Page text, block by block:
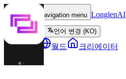
Toggle navigation menu LonglenAI
언어 변경 (KO)
캐릭터 월드 크리에이터